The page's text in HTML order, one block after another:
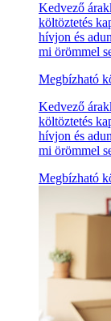
Kedvező
költöztetés
hívjon és
mi örömmel
Megbízható
Kedvező
költöztetés
hívjon és
mi örömmel
Megbízható